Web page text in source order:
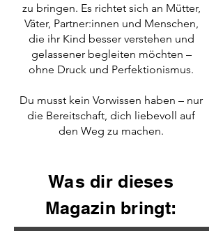
zu bringen. Es richtet sich an Mütter,
Väter, Partner:innen und Menschen,
die ihr Kind besser verstehen und
gelassener begleiten möchten –
ohne Druck und Perfektionismus.
Du musst kein Vorwissen haben – nur
die Bereitschaft, dich liebevoll auf
den Weg zu machen.
Was dir dieses
Magazin bringt: